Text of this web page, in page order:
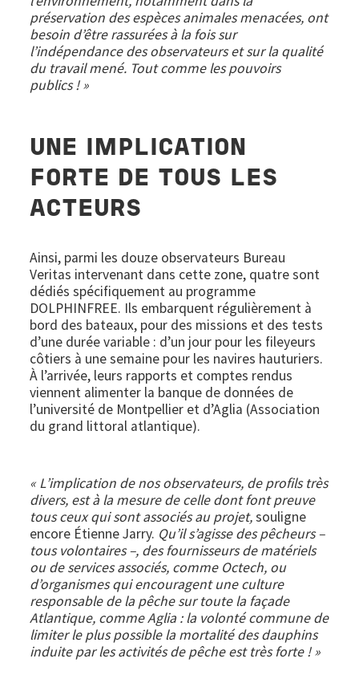
préservation des espèces animales menacées, ont
besoin d’être rassurées à la fois sur
l’indépendance des observateurs et sur la qualité
du travail mené. Tout comme les pouvoirs
publics ! »
UNE IMPLICATION
FORTE DE TOUS LES
ACTEURS
Ainsi, parmi les douze observateurs Bureau
Veritas intervenant dans cette zone, quatre sont
dédiés spécifiquement au programme
DOLPHINFREE. Ils embarquent régulièrement à
bord des bateaux, pour des missions et des tests
d’une durée variable : d’un jour pour les fileyeurs
côtiers à une semaine pour les navires hauturiers.
À l’arrivée, leurs rapports et comptes rendus
viennent alimenter la banque de données de
l’université de Montpellier et d’Aglia (Association
du grand littoral atlantique).
« L’implication de nos observateurs, de profils très
divers, est à la mesure de celle dont font preuve
tous ceux qui sont associés au projet,souligne
encore Étienne Jarry. Qu’il s’agisse des pêcheurs –
tous volontaires –, des fournisseurs de matériels
ou de services associés, comme Octech, ou
d’organismes qui encouragent une culture
responsable de la pêche sur toute la façade
Atlantique, comme Aglia : la volonté commune de
limiter le plus possible la mortalité des dauphins
induite par les activités de pêche est très forte ! »